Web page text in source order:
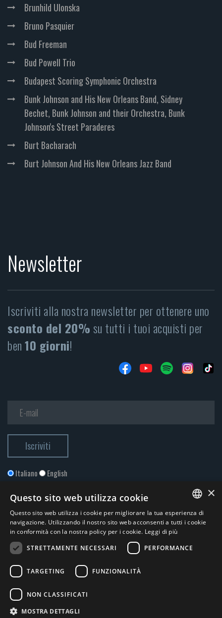
Brunhild Ulonska
Bruno Pasquier
Bud Freeman
Bud Powell Trio
Budapest Scoring Symphonic Orchestra
Bunk Johnson and His New Orleans Band, Sidney
Bechet, Bunk Johnson and their Orchestra, Bunk
Johnson's Street Paraderes
Burt Bacharach
Burt Johnson And His New Orleans Jazz Band
Newsletter
Iscriviti alla nostra newsletter per ottenere uno
sconto del 20%su tutti i tuoi acquisti per
ben10 giorni!
Italiano English
Accetto la Privacy Policy*
© 2026 ERGA srl - P.IVA 11173870152 | HALIDON srl - P.IVA 12885130158
- Licenza SIAE n. 2262/I/1528 - 3020/I/1528 - n. 8064 -
ITALIAN
×
Questo sito web utilizza cookie
Questo sito web utilizza i cookie per migliorare la tua esperienza di
navigazione. Utilizzando il nostro sito web acconsenti a tutti i cookie
in conformità con la nostra policy per i cookie. Leggi di più
STRETTAMENTE NECESSARI
PERFORMANCE
TARGETING FUNZIONALITÀ
NON CLASSIFICATI
MOSTRA DETTAGLI